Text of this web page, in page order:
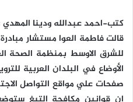
كتب-احمد عبدالله ودينا المهدي
قالت فاطمة العوا مستشار
للشرق الاوسط بمنظمة الصحة
الأوضاع في البلدان العربية
صفحات علي مواقع التواصل